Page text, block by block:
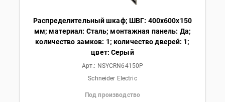
Распределительный шкаф; ШВГ: 400х600х150
мм; материал: Сталь; монтажная панель: Да;
количество замков: 1; количество дверей: 1;
цвет: Серый
Арт.: NSYCRN64150P
Schneider Electric
Под производство